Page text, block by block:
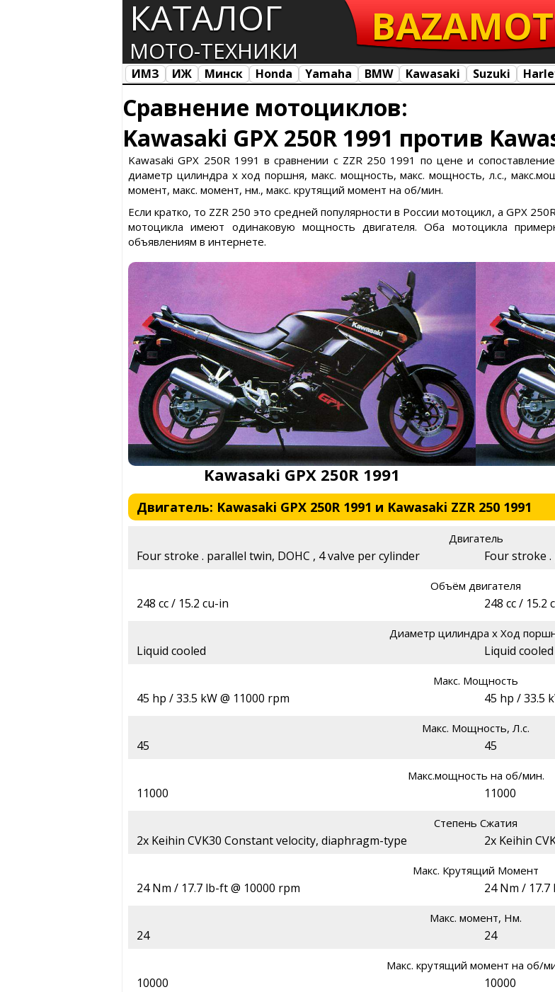
КАТАЛОГ
МОТО-ТЕХНИКИ
BAZA
ИМЗ ИЖ Минск Honda Yamaha BMW Kawasaki Suzuki
Сравнение мотоциклов:
Kawasaki GPX 250R 1991 против
Kawasaki GPX 250R 1991 в сравнении с ZZR 250 1991 по цене и
диаметр цилиндра х ход поршня, макс. мощность, макс. мощность, л.с.,
момент, макс. момент, нм., макс. крутящий момент на об/мин.
Если кратко, то ZZR 250 это средней популярности в России мотоцикл, а GPX
мотоцикла имеют одинаковую мощность двигателя. Оба мотоцикла
объявлениям в интернете.
Kawasaki GPX 250R 1991
Двигатель: Kawasaki GPX 250R 1991 и Kawasaki ZZR 250 1991
Двигатель
Four stroke . parallel twin, DOHC , 4 valve per cylinder Four stroke .
Объём двигателя
248 cc / 15.2 cu-in 248 cc / 15.2
Диаметр цилиндра х Ход
Liquid cooled Liquid cooled
Макс. Мощность
45 hp / 33.5 kW @ 11000 rpm 45 hp / 33.5
Макс. Мощность, Л.с.
45 45
Макс.мощность на об/мин.
11000 11000
Степень Сжатия
2x Keihin CVK30 Constant velocity, diaphragm-type 2x Keihin
Макс. Крутящий Момент
24 Nm / 17.7 lb-ft @ 10000 rpm 24 Nm /
Макс. момент, Нм.
24 24
Макс. крутящий момент на об/
10000 10000